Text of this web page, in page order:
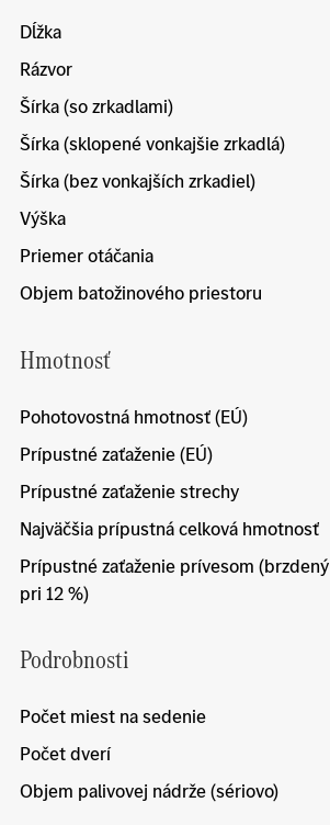
Dĺžka
Rázvor
Šírka (so zrkadlami)
Šírka (sklopené vonkajšie zrkadlá)
Šírka (bez vonkajších zrkadiel)
Výška
Priemer otáčania
Objem batožinového priestoru
Hmotnosť
Pohotovostná hmotnosť (EÚ)
Prípustné zaťaženie (EÚ)
Prípustné zaťaženie strechy
Najväčšia prípustná celková hmotnosť
Prípustné zaťaženie prívesom (brzdený
pri 12 %)
Podrobnosti
Počet miest na sedenie
Počet dverí
Objem palivovej nádrže (sériovo)